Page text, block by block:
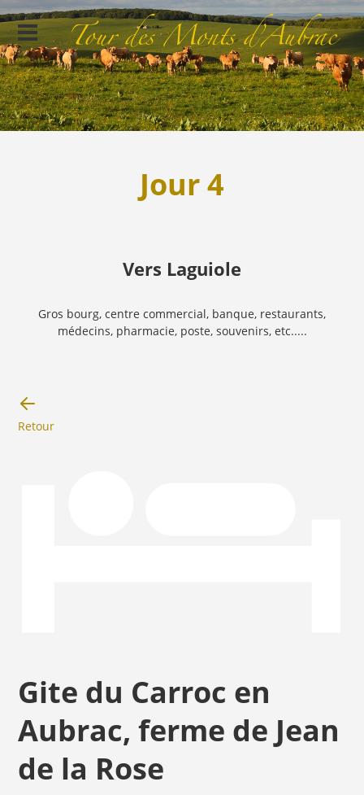
Jour 4
Vers Laguiole
Gros bourg, centre commercial, banque, restaurants,
médecins, pharmacie, poste, souvenirs, etc.....
Retour
Gite du Carroc en
Aubrac, ferme de Jean
de la Rose